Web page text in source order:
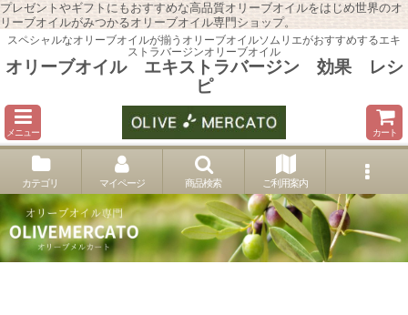
プレゼントやギフトにもおすすめな高品質オリーブオイルをはじめ世界のオ
リーブオイルがみつかるオリーブオイル専門ショップ。
スペシャルなオリーブオイルが揃うオリーブオイルソムリエがおすすめするエキ
ストラバージンオリーブオイル
オリーブオイル エキストラバージン 効果 レシ
ピ
メニュー カート
カテゴリ マイページ 商品検索 ご利用案内